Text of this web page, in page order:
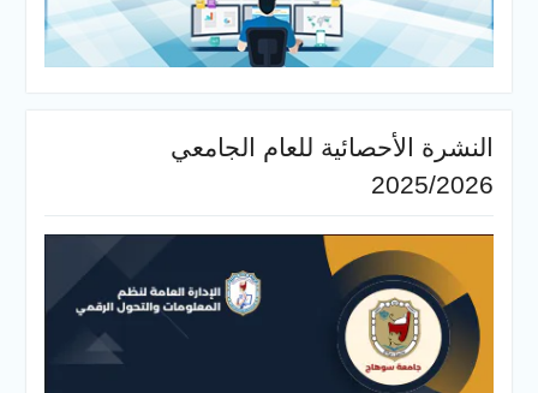
النشرة الأحصائية للعام الجامعي
2025/2026